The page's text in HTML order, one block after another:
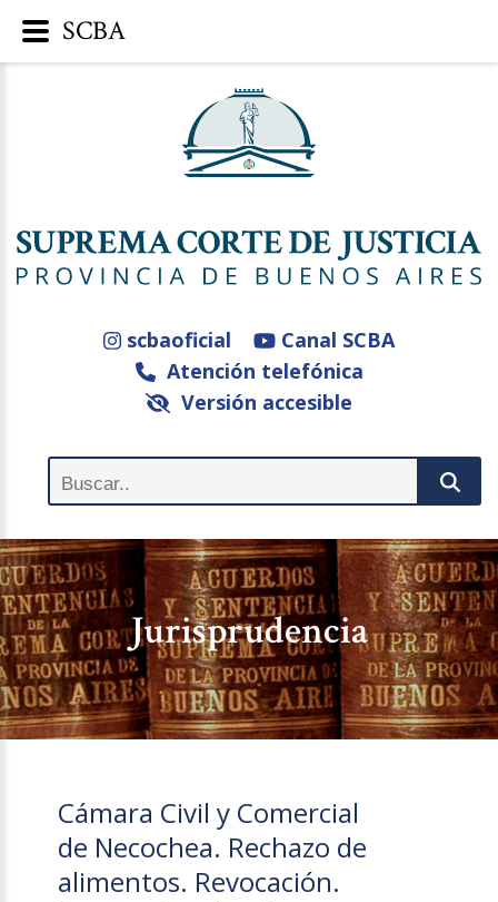
scbaoficial
Canal SCBA
Atención telefónica
Versión accesible
Jurisprudencia
Cámara Civil y Comercial
de Necochea. Rechazo de
alimentos. Revocación.
SCBA